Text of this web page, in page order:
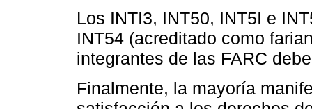
Los INTI3, INT50, INT5I e
INT54 (acreditado como
integrantes de las FARC
Finalmente, la mayoría